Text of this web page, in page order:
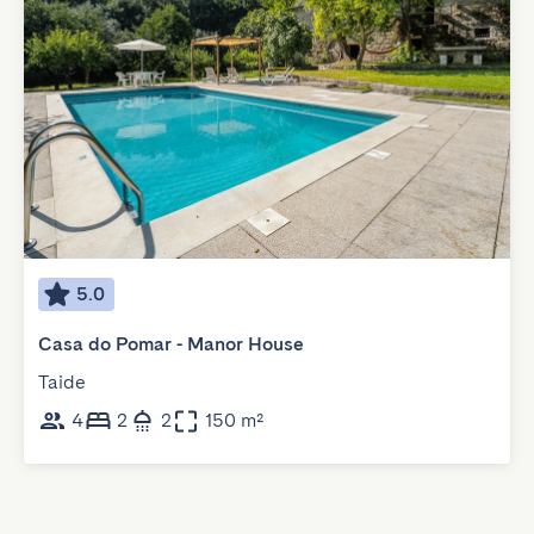
5.0
Casa do Pomar - Manor House
Taide
4
2 2 150 m²